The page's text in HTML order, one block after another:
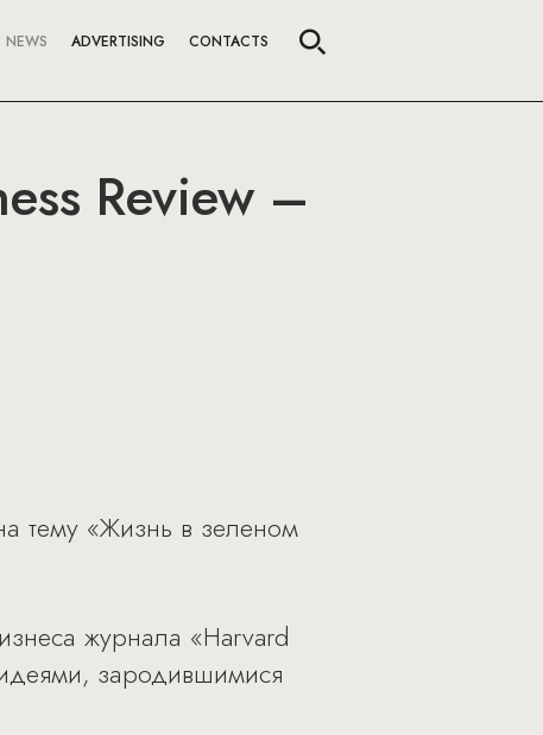
NEWS ADVERTISING CONTACTS
Review –
тему «Жизнь в зеленом
журнала «Harvard
зародившимися